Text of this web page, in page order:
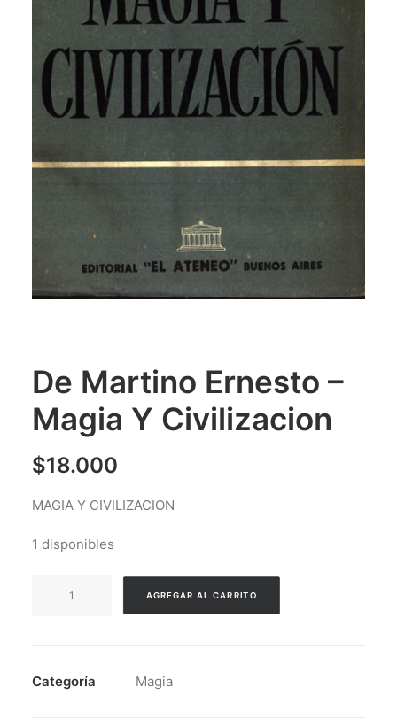
AUTORES DESTACADOS
GLOSARIO
CONTACTO
De Martino Ernesto –
Magia Y Civilizacion
$18.000
MAGIA Y CIVILIZACION
1 disponibles
Magia
AGREGAR AL CARRITO
Categoría Magia